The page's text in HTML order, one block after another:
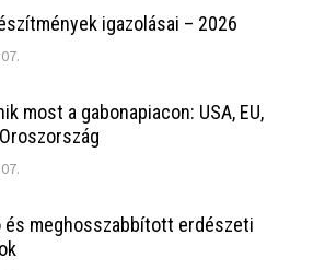
igazolásai – 2026
most a gabonapiacon: USA, EU,
és meghosszabbított erdészeti